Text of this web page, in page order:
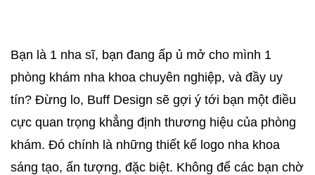
Bạn là 1 nha sĩ, bạn đang ấp ủ mở cho mình 1
phòng khám nha khoa chuyên nghiệp, và đầy uy
tín? Đừng lo, Buff Design sẽ gợi ý tới bạn một điều
cực quan trọng khẳng định thương hiệu của phòng
khám. Đó chính là những thiết kế logo nha khoa
sáng tạo, ấn tượng, đặc biệt. Không để các bạn chờ